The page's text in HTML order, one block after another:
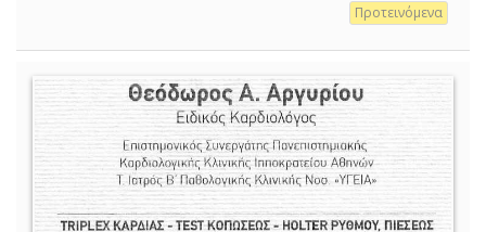
Προτεινόμενα